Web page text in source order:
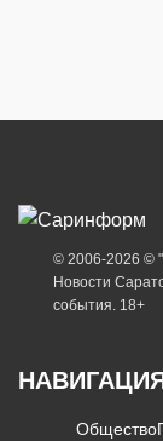
© 2006-2026 ©
Новости
события. 18+
Общество